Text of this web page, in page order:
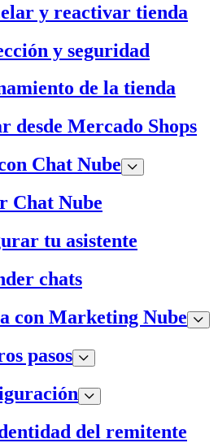
y reactivar tienda
y seguridad
de la tienda
desde Mercado Shops
Chat Nube
Chat Nube
tu asistente
chats
con Marketing Nube
pasos
del remitente